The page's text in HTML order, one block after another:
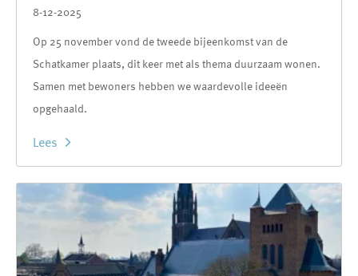
8-12-2025
Op 25 november vond de tweede bijeenkomst van de
Schatkamer plaats, dit keer met als thema duurzaam wonen.
Samen met bewoners hebben we waardevolle ideeën
opgehaald.
Lees